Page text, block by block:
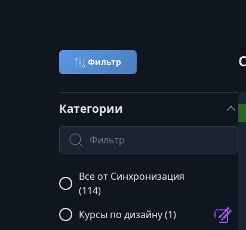
Фильтр
Категории
Поиск по категории
Все от Синхронизация
(114)
Курсы по дизайну (1)